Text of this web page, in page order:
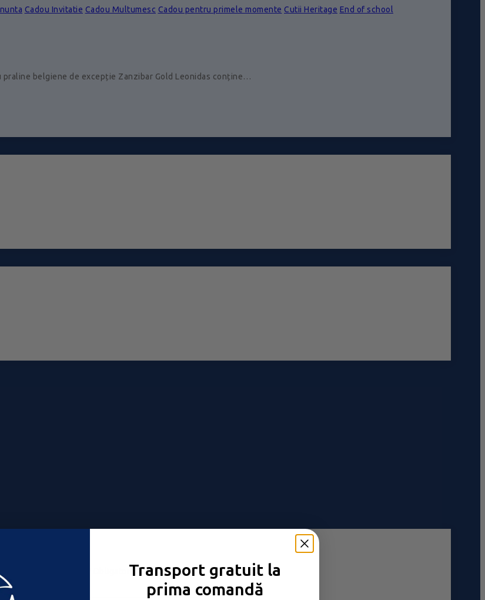
Cadou Invitatie Cadou Multumesc Cadou pentru primele momente Cutii Heritage End of school
praline belgiene de excepție Zanzibar Gold Leonidas conține…
utilizator sau email
Transport gratuit la
prima comandă